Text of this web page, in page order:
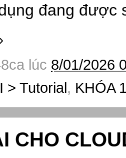
đang được
lúc 8/01/2026
> Tutorial, KHÓA
CHO